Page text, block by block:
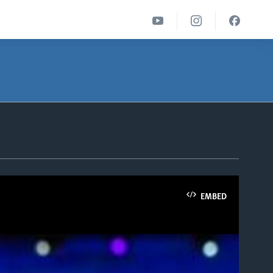
EMBED